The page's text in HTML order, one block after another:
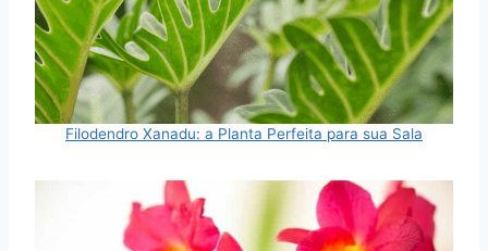
Filodendro Xanadu: a Planta Perfeita para sua Sala